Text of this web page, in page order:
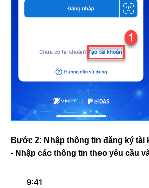
Bước 2: Nhập thông tin đăng ký tài
- Nhập các thông tin theo yêu cầu